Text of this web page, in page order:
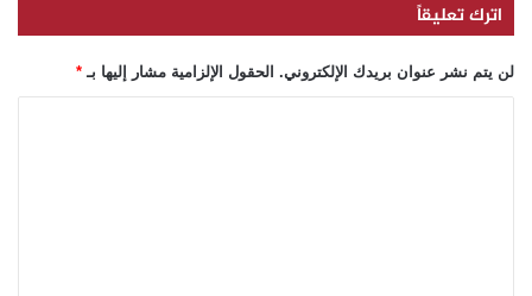
اترك تعليقاً
لن يتم نشر عنوان بريدك الإلكتروني. الحقول الإلزامية مشار إليها بـ *